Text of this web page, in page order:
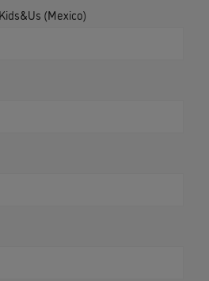
(Mexico)